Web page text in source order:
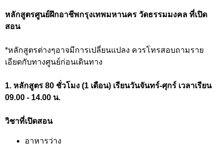
หลักสูตรศูนย์ฝึกอาชีพกรุงเทพมหานคร วัดธรรมมงคล ที่เปิด
สอน
*หลักสูตรต่างๆอาจมีการเปลี่ยนแปลง ควรโทรสอบถามราย
เอียดกับทางศูนย์ก่อนเดินทาง
1. หลักสูตร 80 ชั่วโมง (1 เดือน) เรียนวันจันทร์-ศุกร์ เวลาเรียน
09.00 - 14.00 น.
วิชาที่เปิดสอน
อาหารว่าง